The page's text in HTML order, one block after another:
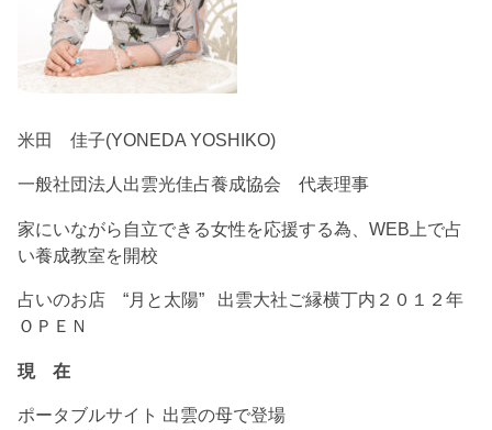
米田 佳子(YONEDA YOSHIKO)
一般社団法人出雲光佳占養成協会 代表理事
家にいながら自立できる女性を応援する為、WEB上で占
い養成教室を開校
占いのお店 “月と太陽” 出雲大社ご縁横丁内２０１２年
ＯＰＥＮ
現 在
ポータブルサイト 出雲の母で登場